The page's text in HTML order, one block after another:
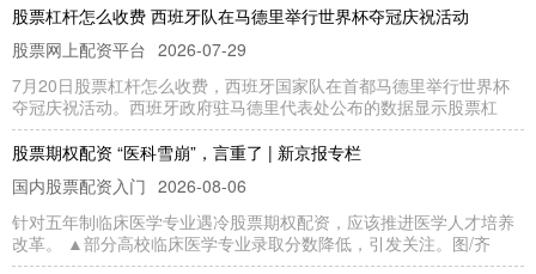
股票杠杆怎么收费 西班牙队在马德里举行世界杯夺冠庆祝活动
股票网上配资平台 2026-07-29
7月20日股票杠杆怎么收费，西班牙国家队在首都马德里举行世界杯
夺冠庆祝活动。西班牙政府驻马德里代表处公布的数据显示股票杠
股票期权配资 “医科雪崩”，言重了 | 新京报专栏
国内股票配资入门 2026-08-06
针对五年制临床医学专业遇冷股票期权配资，应该推进医学人才培养
改革。 ▲部分高校临床医学专业录取分数降低，引发关注。图/齐